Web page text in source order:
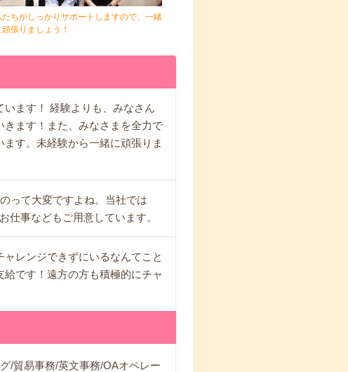
たちがしっかりサポートしますので、一緒
頑張りましょう！
ます！ 経験よりも、みなさん
ます！また、みなさまを全力で
す。未経験から一緒に頑張りま
って大変ですよね。当社では
仕事などもご用意しています。
レンジできずにいるなんてこと
です！遠方の方も積極的にチャ
/貿易事務/英文事務/OAオペレー